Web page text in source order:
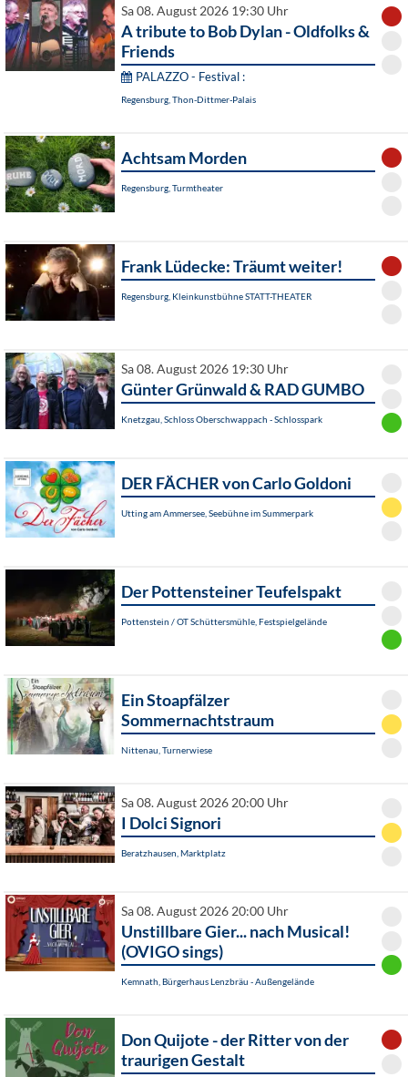
Sa 08. August 2026 19:30 Uhr
A tribute to Bob Dylan - Oldfolks &
Friends
PALAZZO - Festival :
Regensburg, Thon-Dittmer-Palais
Achtsam Morden
Regensburg, Turmtheater
Frank Lüdecke: Träumt weiter!
Regensburg, Kleinkunstbühne STATT-THEATER
Sa 08. August 2026 19:30 Uhr
Günter Grünwald & RAD GUMBO
Knetzgau, Schloss Oberschwappach - Schlosspark
DER FÄCHER von Carlo Goldoni
Utting am Ammersee, Seebühne im Summerpark
Der Pottensteiner Teufelspakt
Pottenstein / OT Schüttersmühle, Festspielgelände
Ein Stoapfälzer
Sommernachtstraum
Nittenau, Turnerwiese
Sa 08. August 2026 20:00 Uhr
I Dolci Signori
Beratzhausen, Marktplatz
Sa 08. August 2026 20:00 Uhr
Unstillbare Gier... nach Musical!
(OVIGO sings)
Kemnath, Bürgerhaus Lenzbräu - Außengelände
Don Quijote - der Ritter von der
traurigen Gestalt